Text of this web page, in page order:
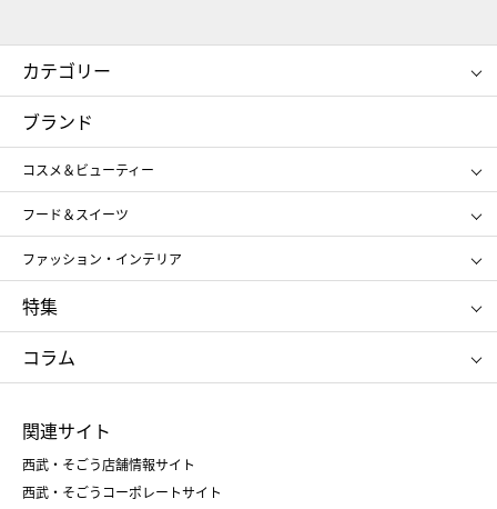
カテゴリー
コスメ＆ビューティー
ギフト
レディース
メンズ
スポーツ・アウトドア
お中元
お歳暮
ブランド
コスメ＆ビューティー
SHISEIDO
ポール&ジョー ボーテ
ジルスチュアート
NARS
RMK
クリニーク
SK-Ⅱ
フード＆スイーツ
アンリ・シャルパンティエ
ゴディバ
新宿高野
たねや
ねんりん家
ファッション・インテリア
ポロ ラルフ ローレン
タケオ キクチ
ママ＆キッズ
シュタイフ
特集
お中元
ひな人形
五月人形
父の日
クリスマスケーキ
コラム
菓子折り
和菓子
人気のギフト
関連サイト
西武・そごう店舗情報サイト
西武・そごうコーポレートサイト